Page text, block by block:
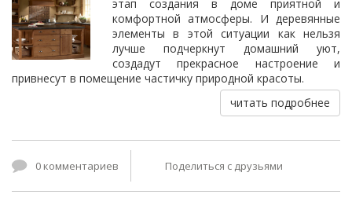
этап создания в доме приятной и
комфортной атмосферы. И деревянные
элементы в этой ситуации как нельзя
лучше подчеркнут домашний уют,
создадут прекрасное настроение и
привнесут в помещение частичку природной красоты.
читать подробнее
0 комментариев Поделиться с друзьями